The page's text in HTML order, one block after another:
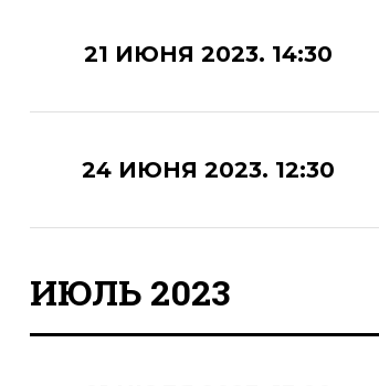
21 ИЮНЯ 2023. 14:30
24 ИЮНЯ 2023. 12:30
ИЮЛЬ 2023